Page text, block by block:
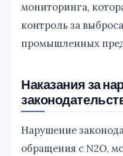
мониторинга,
контроль за
промышленных
Наказания за
Нарушение
обращения с N2O,